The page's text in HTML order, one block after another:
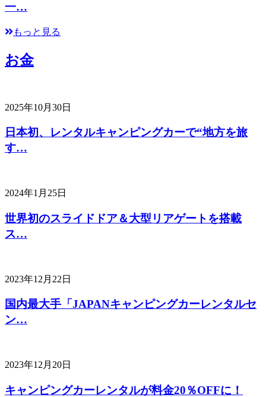
一…
もっと見る
お金
2025年10月30日
日本初、レンタルキャンピングカーで“地方を旅
す…
2024年1月25日
世界初のスライドドア＆大型リアゲートを搭載
ス…
2023年12月22日
国内最大手「JAPANキャンピングカーレンタルセ
ン…
2023年12月20日
キャンピングカーレンタルが料金20％OFFに！